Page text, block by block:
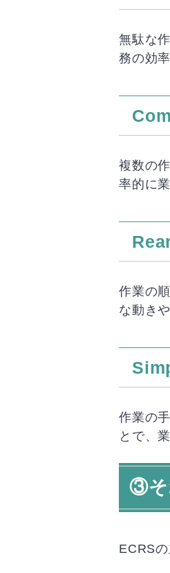
無駄な
務の効
複数の
率的に
作業の
な動き
作業の
とで、
③そ
ECRS